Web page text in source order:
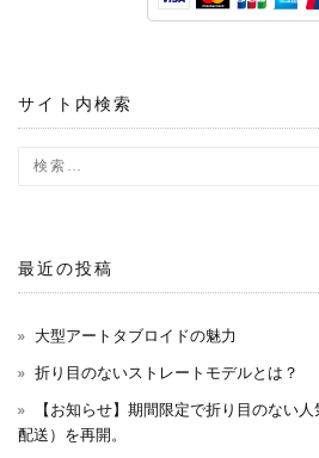
ョ
ン
サイト内検索
最近の投稿
大型アートタブロイドの魅力
折り目のないストレートモデルとは？
【お知らせ】期間限定で折り目のない
配送）を再開。